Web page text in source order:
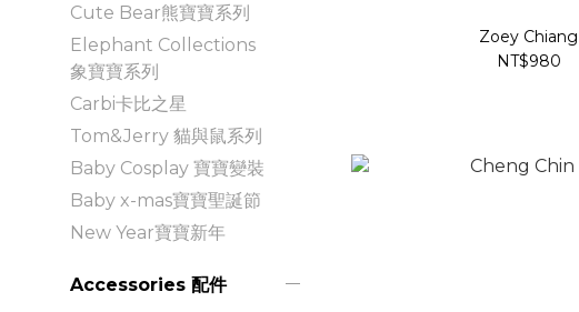
Cute Bear熊寶寶系列
Elephant Collections
象寶寶系列
Carbi卡比之星
Tom&Jerry 貓與鼠系列
Baby Cosplay 寶寶變裝
Baby x-mas寶寶聖誕節
New Year寶寶新年
Accessories 配件
Zoey Chiang
NT$980